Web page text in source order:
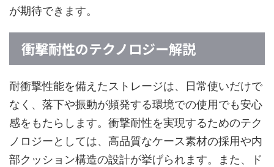
が期待できます。
衝撃耐性のテクノロジー解説
耐衝撃性能を備えたストレージは、日常使いだけで
なく、落下や振動が頻発する環境での使用でも安心
感をもたらします。衝撃耐性を実現するためのテク
ノロジーとしては、高品質なケース素材の採用や内
部クッション構造の設計が挙げられます。また、ド